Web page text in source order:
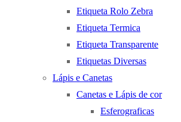
Etiqueta Rolo Zebra
Etiqueta Termica
Etiqueta Transparente
Etiquetas Diversas
Lápis e Canetas
Canetas e Lápis de cor
Esferograficas